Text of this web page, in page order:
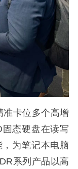
卡位多个高增
态硬盘在读写
为笔记本电脑
系列产品以高